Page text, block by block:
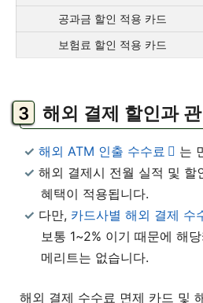
공과금 할인 적용 카드
보험료 할인 적용 카드
해외 결제 할인과
해외 ATM 인출 수수료
는
해외 결제시 전월 실적 및 할
혜택이 적용됩니다.
다만, 카드사별 해외 결제 수
보통 1~2% 이기 때문에 해
메리트는 없습니다.
해외 결제 수수료 면제 카드 및